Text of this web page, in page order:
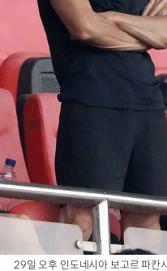
29일 오후 인도네시아 보고르 파칸